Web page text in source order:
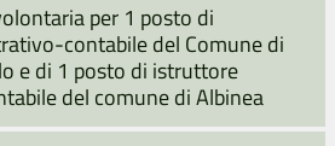
per 1 posto di
contabile del Comune di
e di 1 posto di istruttore
del comune di Albinea